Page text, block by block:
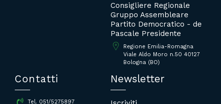
Consigliere Regionale
Gruppo Assembleare
Partito Democratico - de
Pascale Presidente
Regione Emilia-Romagna
Viale Aldo Moro n.50 40127
Bologna (BO)
Contatti
Tel. 051/5275897
Newsletter